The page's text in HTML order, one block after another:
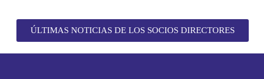
ÚLTIMAS NOTICIAS DE LOS SOCIOS DIRECTORES